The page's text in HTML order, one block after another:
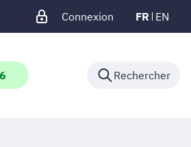
Connexion FR EN
Rechercher